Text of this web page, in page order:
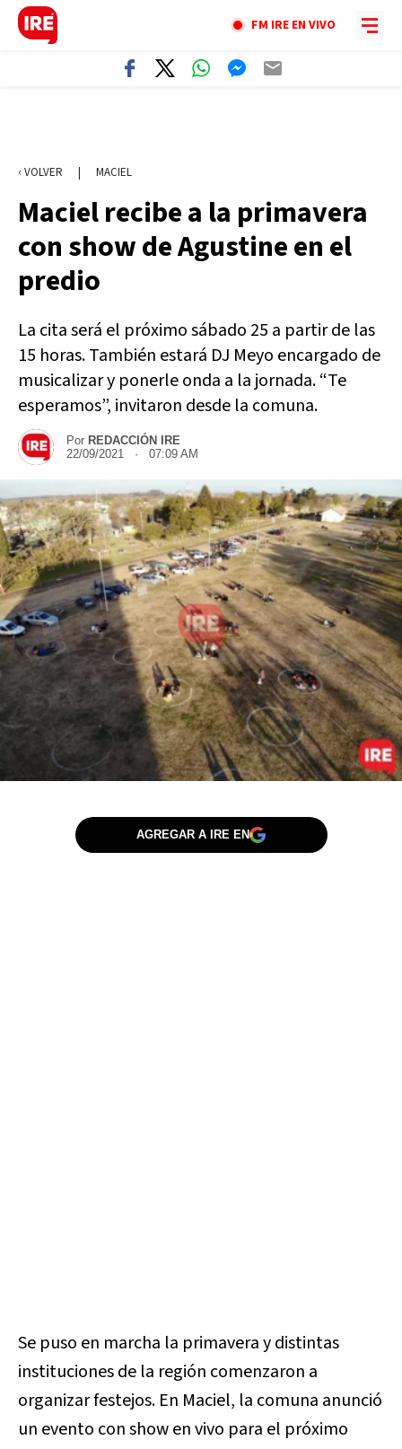
FM IRE EN VIVO
‹ VOLVER | MACIEL
Maciel recibe a la primavera
con show de Agustine en el
predio
La cita será el próximo sábado 25 a partir de las
15 horas. También estará DJ Meyo encargado de
musicalizar y ponerle onda a la jornada. “Te
esperamos”, invitaron desde la comuna.
Por REDACCIÓN IRE
22/09/2021 · 07:09 AM
AGREGAR A IRE EN
Se puso en marcha la primavera y distintas
instituciones de la región comenzaron a
organizar festejos. En Maciel, la comuna anunció
un evento con show en vivo para el próximo